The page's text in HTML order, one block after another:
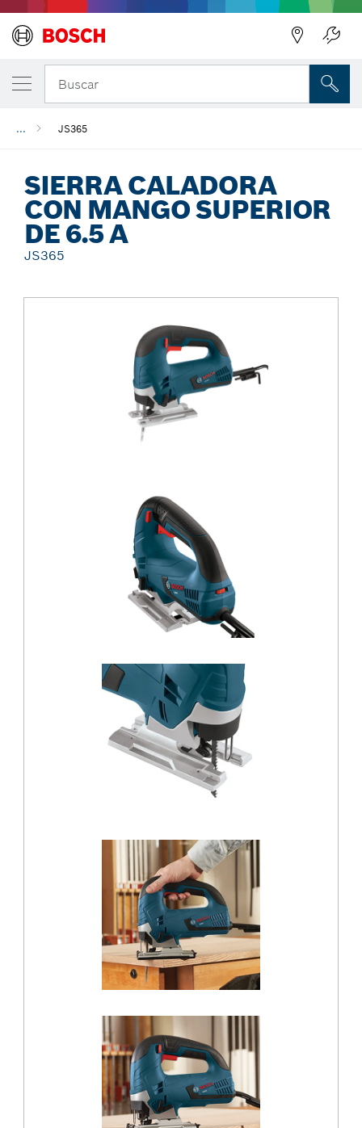
Buscar
... JS365
SIERRA CALADORA
CON MANGO SUPERIOR
DE 6.5 A
JS365